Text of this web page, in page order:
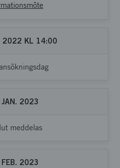
2022 KL 14:00
JAN. 2023
meddelas
FEB. 2023